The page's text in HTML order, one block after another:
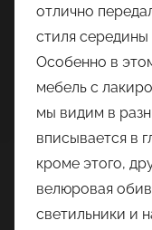
отлично
стиля
Особенно в
мебель с
мы видим в
вписывается в
кроме этого,
велюровая
светильники и